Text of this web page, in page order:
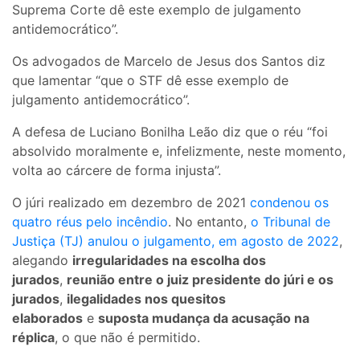
Suprema Corte dê este exemplo de julgamento
antidemocrático”.
Os advogados de Marcelo de Jesus dos Santos diz
que lamentar “que o STF dê esse exemplo de
julgamento antidemocrático”.
A defesa de Luciano Bonilha Leão diz que o réu “foi
absolvido moralmente e, infelizmente, neste momento,
volta ao cárcere de forma injusta”.
O júri realizado em dezembro de 2021 condenou os
quatro réus pelo incêndio. No entanto, o Tribunal de
Justiça (TJ) anulou o julgamento, em agosto de 2022,
alegando irregularidades na escolha dos
jurados, reunião entre o juiz presidente do júri e os
jurados, ilegalidades nos quesitos
elaborados e suposta mudança da acusação na
réplica, o que não é permitido.